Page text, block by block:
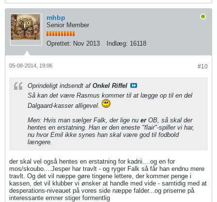
mhbp
Senior Member
Oprettet: Nov 2013 Indlæg: 16118
#10
05-08-2014, 19:06
Oprindeligt indsendt af Onkel Riffel
Så kan det være Rasmus kommer til at lægge op til en del
Dalgaard-kasser alligevel.
Men: Hvis man sælger Falk, der lige nu er OB, så skal der
hentes en erstatning. Han er den eneste "flair"-spiller vi har,
nu hvor Emil ikke synes han skal være god til fodbold
længere.
der skal vel også hentes en erstatning for kadrii....og en for
mos/skoubo....Jesper har travlt - og ryger Falk så får han endnu mere
travlt. Og det vil næppe gøre tingene lettere, der kommer penge i
kassen, det vil klubber vi ønsker at handle med vide - samtidig med at
desperations-niveauet på vores side næppe falder...og priserne på
interessante emner stiger formentlig